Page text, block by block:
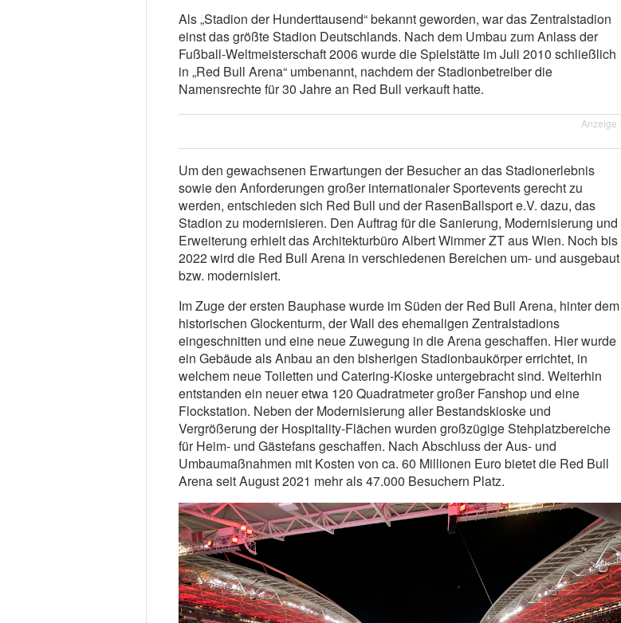
Als „Stadion der Hunderttausend“ bekannt geworden, war das Zentralstadion
einst das größte Stadion Deutschlands. Nach dem Umbau zum Anlass der
Fußball-Weltmeisterschaft 2006 wurde die Spielstätte im Juli 2010 schließlich
in „Red Bull Arena“ umbenannt, nachdem der Stadionbetreiber die
Namensrechte für 30 Jahre an Red Bull verkauft hatte.
Anzeige
Um den gewachsenen Erwartungen der Besucher an das Stadionerlebnis
sowie den Anforderungen großer internationaler Sportevents gerecht zu
werden, entschieden sich Red Bull und der RasenBallsport e.V. dazu, das
Stadion zu modernisieren. Den Auftrag für die Sanierung, Modernisierung und
Erweiterung erhielt das Architekturbüro Albert Wimmer ZT aus Wien. Noch bis
2022 wird die Red Bull Arena in verschiedenen Bereichen um- und ausgebaut
bzw. modernisiert.
Im Zuge der ersten Bauphase wurde im Süden der Red Bull Arena, hinter dem
historischen Glockenturm, der Wall des ehemaligen Zentralstadions
eingeschnitten und eine neue Zuwegung in die Arena geschaffen. Hier wurde
ein Gebäude als Anbau an den bisherigen Stadionbaukörper errichtet, in
welchem neue Toiletten und Catering-Kioske untergebracht sind. Weiterhin
entstanden ein neuer etwa 120 Quadratmeter großer Fanshop und eine
Flockstation. Neben der Modernisierung aller Bestandskioske und
Vergrößerung der Hospitality-Flächen wurden großzügige Stehplatzbereiche
für Heim- und Gästefans geschaffen. Nach Abschluss der Aus- und
Umbaumaßnahmen mit Kosten von ca. 60 Millionen Euro bietet die Red Bull
Arena seit August 2021 mehr als 47.000 Besuchern Platz.